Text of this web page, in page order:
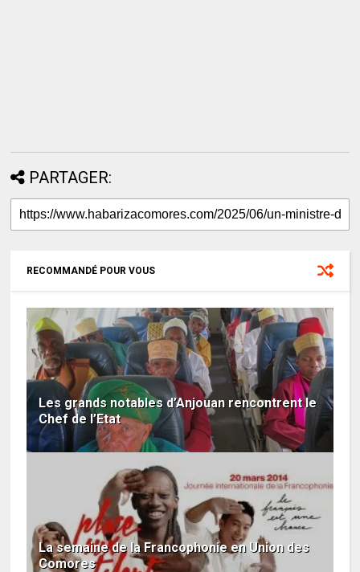
PARTAGER:
RECOMMANDÉ POUR VOUS
Les grands notables d’Anjouan rencontrent le
Chef de l’Etat
La semaine de la Francophonie en Union des
Comores